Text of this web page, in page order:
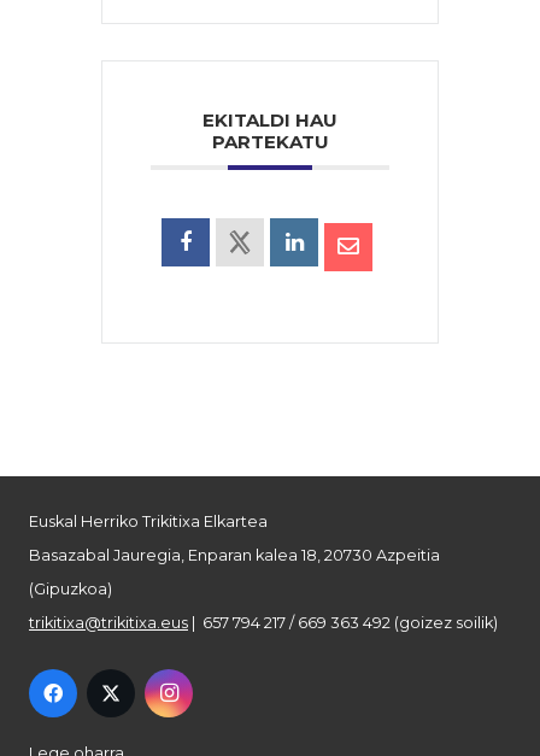
EKITALDI HAU
PARTEKATU
Euskal Herriko Trikitixa Elkartea
Basazabal Jauregia, Enparan kalea 18, 20730 Azpeitia
(Gipuzkoa)
trikitixa@trikitixa.eus | 657 794 217 / 669 363 492 (goizez soilik)